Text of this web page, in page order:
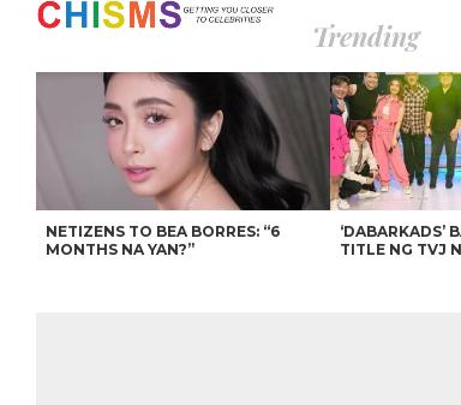
Trending
NETIZENS TO BEA BORRES: “6
MONTHS NA YAN?”
‘DABARKADS’
TITLE NG TVJ